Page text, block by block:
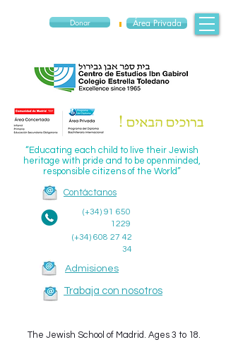
Donar Área Privada
The Jewish School of Madrid. Ages 3 to 18.
(+34) 91 650
1229
(+34) 608 27 42
34
Admisiones
“Educating each child to live their Jewish
heritage with pride and to be openminded,
responsible citizens of the World”
Trabaja con nosotros
Contáctanos